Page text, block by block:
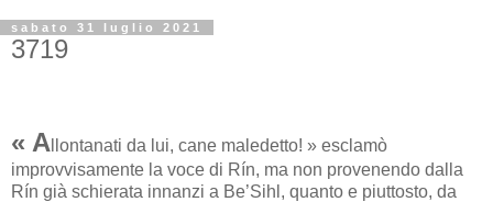
sabato 31 luglio 2021
3719
« A llontanati da lui, cane maledetto! » esclamò
improvvisamente la voce di Rín, ma non provenendo dalla
Rín già schierata innanzi a Be’Sihl, quanto e piuttosto, da